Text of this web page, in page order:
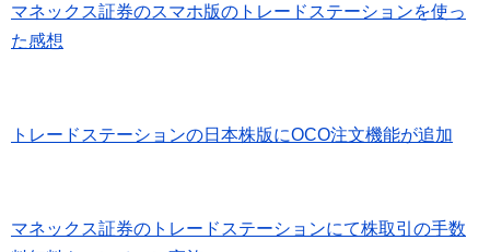
マネックス証券のスマホ版のトレードステーションを使っ
た感想
トレードステーションの日本株版にOCO注文機能が追加
マネックス証券のトレードステーションにて株取引の手数